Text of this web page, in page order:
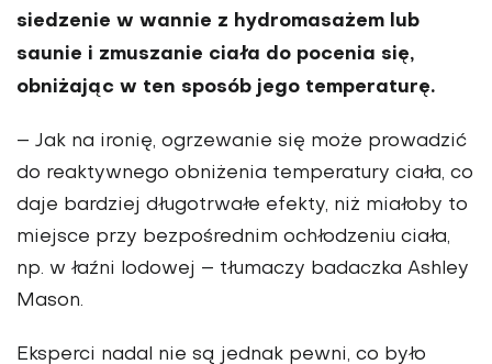
siedzenie w wannie z hydromasażem lub
saunie i zmuszanie ciała do pocenia się,
obniżając w ten sposób jego temperaturę.
– Jak na ironię, ogrzewanie się może prowadzić
do reaktywnego obniżenia temperatury ciała, co
daje bardziej długotrwałe efekty, niż miałoby to
miejsce przy bezpośrednim ochłodzeniu ciała,
np. w łaźni lodowej – tłumaczy badaczka Ashley
Mason.
Eksperci nadal nie są jednak pewni, co było